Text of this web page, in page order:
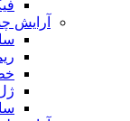
آرایش